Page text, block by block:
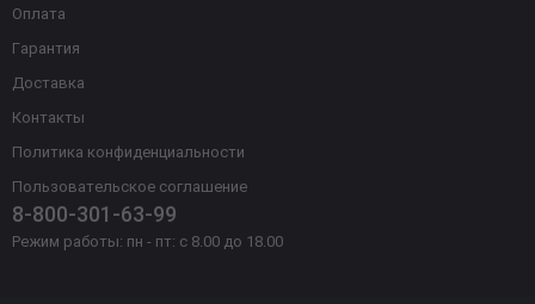
Оплата
Гарантия
Доставка
Контакты
Политика конфиденциальности
Пользовательское соглашение
8-800-301-63-99
Режим работы: пн - пт: с 8.00 до 18.00